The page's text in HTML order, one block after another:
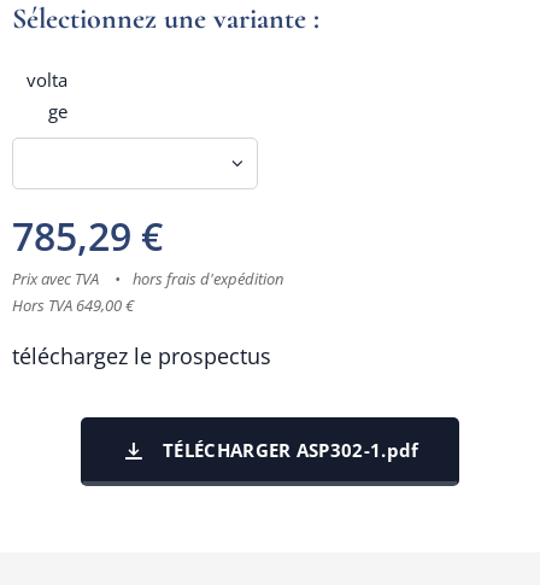
Sélectionnez une variante :
volta
ge
785,29 €
Prix avec TVA
hors frais d'expédition
Hors TVA 649,00 €
téléchargez le prospectus
TÉLÉCHARGER ASP302-1.pdf